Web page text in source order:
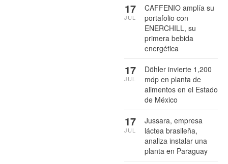
CAFFENIO amplía su
portafolio con
ENERCHILL, su
primera bebida
energética
17
JUL
Döhler invierte 1,200
mdp en planta de
alimentos en el Estado
de México
17
JUL
Jussara, empresa
láctea brasileña,
analiza instalar una
planta en Paraguay
17
JUL